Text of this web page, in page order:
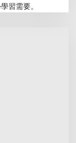
習需要。